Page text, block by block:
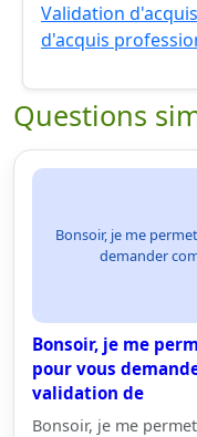
Validation
d'acquis
Questions
Bonsoir, je me
demander
Bonsoir, je me
pour vous
validation de
Bonsoir, je me